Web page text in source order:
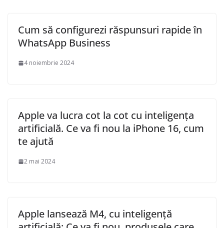
Cum să configurezi răspunsuri rapide în
WhatsApp Business
4 noiembrie 2024
Apple va lucra cot la cot cu inteligența
artificială. Ce va fi nou la iPhone 16, cum
te ajută
2 mai 2024
Apple lansează M4, cu inteligență